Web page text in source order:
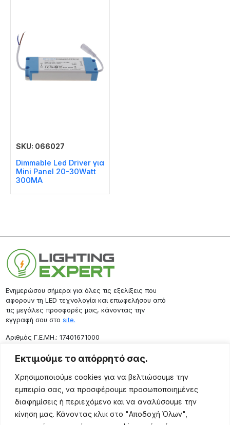
Εκτιμούμε το απόρρητό σας.
Χρησιμοποιούμε cookies για να βελτιώσουμε την
εμπειρία σας, να προσφέρουμε προσωποποιημένες
διαφημίσεις ή περιεχόμενο και να αναλύσουμε την
κίνηση μας. Κάνοντας κλικ στο "Αποδοχή Όλων",
SKU: 066027
Dimmable Led Driver για
Mini Panel 20-30Watt
300MA
Ενημερώσου σήμερα για όλες τις εξελίξεις που
αφορούν τη LED τεχνολογία και επωφελήσου από
τις μεγάλες προσφορές μας, κάνοντας την
εγγραφή σου στο site.
Aριθμός Γ.Ε.ΜΗ.: 17401671000
Επικοινωνία
Ρόδου 133, Αθήνα 10443
(+30) 211 725 5427
sales@lightingexpert.gr